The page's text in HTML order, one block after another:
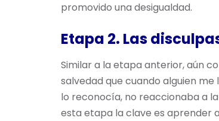
promovido una desigualdad.
Etapa 2. Las
Similar a la etapa anterior, aún
salvedad que cuando alguien
lo reconocía, no reaccionaba a
esta etapa la clave es aprender